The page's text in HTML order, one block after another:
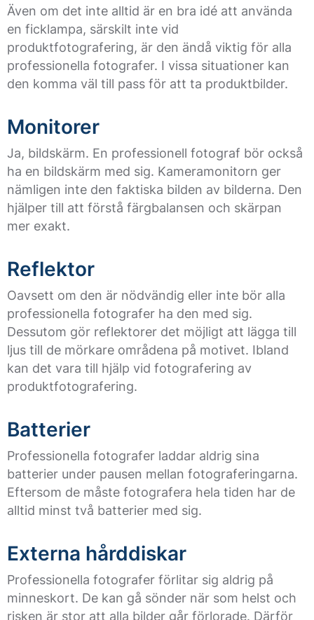
Även om det inte alltid är en bra idé att använda
en ficklampa, särskilt inte vid
produktfotografering, är den ändå viktig för alla
professionella fotografer. I vissa situationer kan
den komma väl till pass för att ta produktbilder.
Monitorer
Ja, bildskärm. En professionell fotograf bör också
ha en bildskärm med sig. Kameramonitorn ger
nämligen inte den faktiska bilden av bilderna. Den
hjälper till att förstå färgbalansen och skärpan
mer exakt.
Reflektor
Oavsett om den är nödvändig eller inte bör alla
professionella fotografer ha den med sig.
Dessutom gör reflektorer det möjligt att lägga till
ljus till de mörkare områdena på motivet. Ibland
kan det vara till hjälp vid fotografering av
produktfotografering.
Batterier
Professionella fotografer laddar aldrig sina
batterier under pausen mellan fotograferingarna.
Eftersom de måste fotografera hela tiden har de
alltid minst två batterier med sig.
Externa hårddiskar
Professionella fotografer förlitar sig aldrig på
minneskort. De kan gå sönder när som helst och
risken är stor att alla bilder går förlorade. Därför